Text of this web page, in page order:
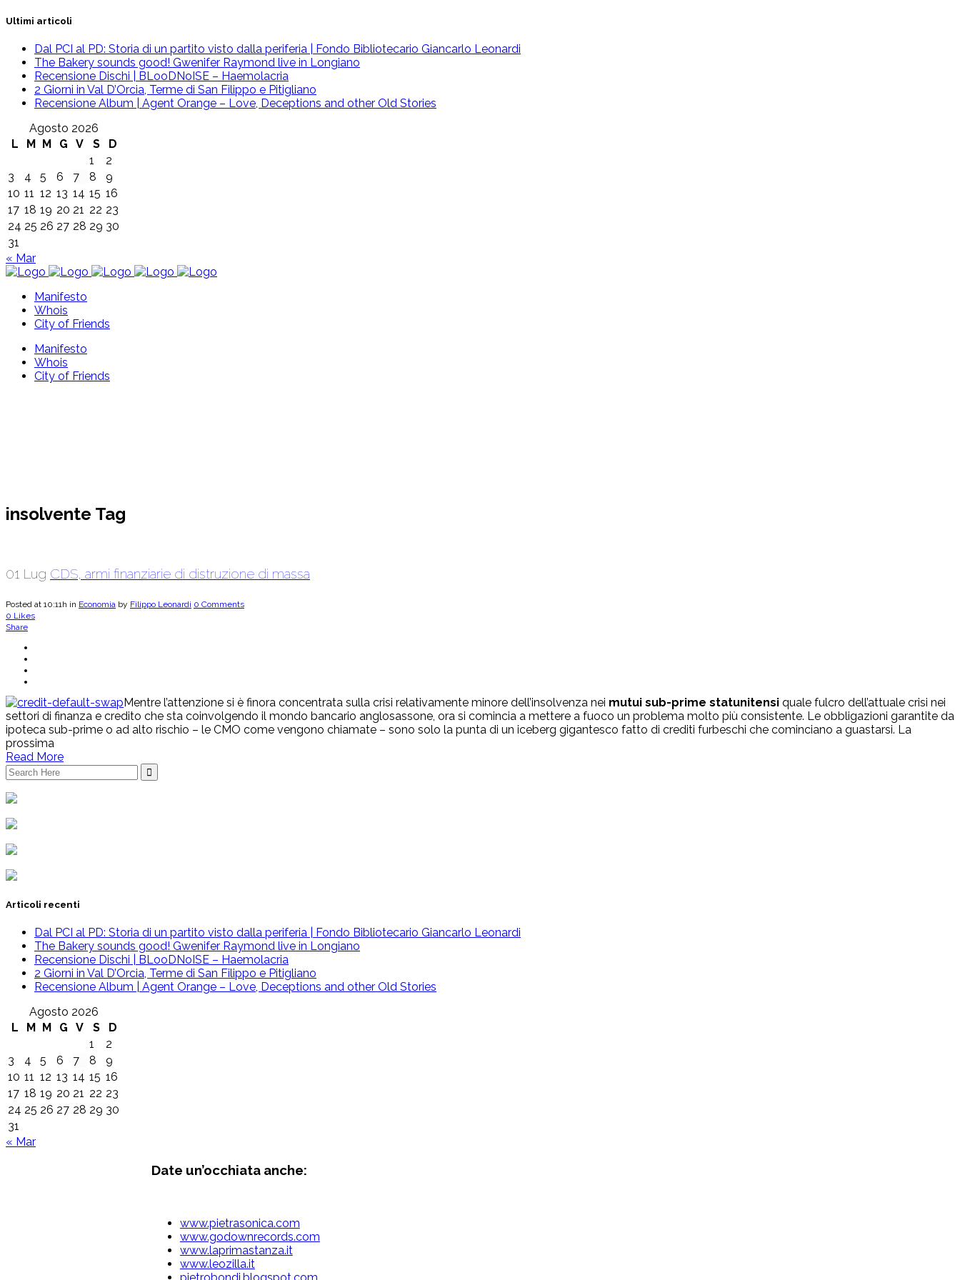
Ultimi articoli
Dal PCI al PD: Storia di un partito visto dalla periferia | Fondo Bibliotecario Giancarlo Leonardi
The Bakery sounds good! Gwenifer Raymond live in Longiano
Recensione Dischi | BLooDNoISE – Haemolacria
2 Giorni in Val D’Orcia, Terme di San Filippo e Pitigliano
Recensione Album | Agent Orange – Love, Deceptions and other Old Stories
Agosto 2026
L
M M G V S
D
1
2
3
4 5 6 7 8
9
10 11 12 13 14 15 16
17 18 19 20 21 22 23
24 25 26 27 28 29 30
31
« Mar
Manifesto
Whois
City of Friends
Manifesto
Whois
City of Friends
insolvente Tag
01 Lug CDS, armi finanziarie di distruzione di massa
Posted at 10:11h in Economia by Filippo Leonardi 0 Comments
0 Likes
Share
Mentre l’attenzione si è finora concentrata sulla crisi relativamente minore dell’insolvenza nei mutui sub-prime statunitensi quale fulcro dell’attuale crisi nei
settori di finanza e credito che sta coinvolgendo il mondo bancario anglosassone, ora si comincia a mettere a fuoco un problema molto più consistente. Le obbligazioni garantite da
ipoteca sub-prime o ad alto rischio – le CMO come vengono chiamate – sono solo la punta di un iceberg gigantesco fatto di crediti furbeschi che cominciano a guastarsi. La
prossima
Read More
Search
for:
Articoli recenti
Dal PCI al PD: Storia di un partito visto dalla periferia | Fondo Bibliotecario Giancarlo Leonardi
The Bakery sounds good! Gwenifer Raymond live in Longiano
Recensione Dischi | BLooDNoISE – Haemolacria
2 Giorni in Val D’Orcia, Terme di San Filippo e Pitigliano
Recensione Album | Agent Orange – Love, Deceptions and other Old Stories
Agosto 2026
L
M M G V S
D
1
2
3
4 5 6 7 8
9
10 11 12 13 14 15 16
17 18 19 20 21 22 23
24 25 26 27 28 29 30
31
« Mar
Date un’occhiata anche:
www.pietrasonica.com
www.godownrecords.com
www.laprimastanza.it
www.leozilla.it
pietrobondi.blogspot.com